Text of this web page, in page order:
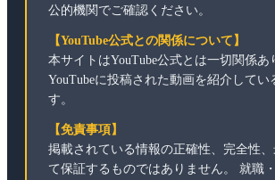
公的機関でご確認ください。
【YouTube公式との関係について】
本サイトはYouTube公式とは一切関係あ
YouTubeに投稿された動画を紹介してい
す。
【免責事項】
掲載されている情報の正確性、完全性
て保証するものではありません。 就職